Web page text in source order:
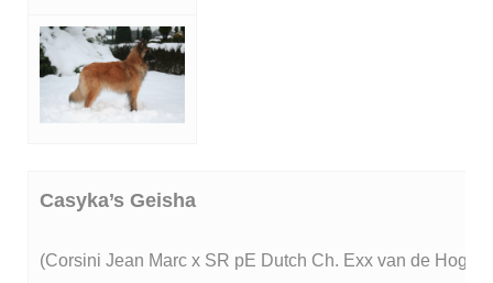
Casyka’s Geisha
(Corsini Jean Marc x SR pE Dutch Ch. Exx van de Hoge